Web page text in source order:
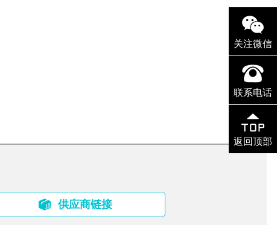
供应商链接
关注微信
联系电话
返回顶部